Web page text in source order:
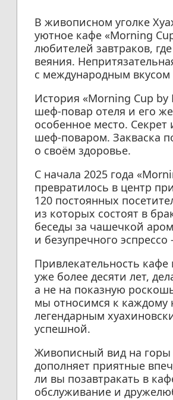
В живописном уголке
уютное кафе «Morning
любителей завтраков,
веяния.
с международным вкусом
История «Morning Cup by
шеф-повар отеля и его
особенное место.
шеф-поваром. Закваска
о своём здоровье.
С начала 2025 года
превратилось в центр
120 постоянных
из которых состоят в
беседы за чашечкой
и безупречного
Привлекательность
уже более десяти лет,
а не на показную
мы относимся к каждому
легендарным
успешной.
Живописный вид на горы
дополняет приятные
ли вы позавтракать в
обслуживание и